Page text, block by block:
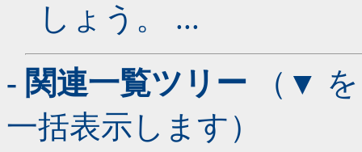
しょう。 ...
- 関連一覧ツリー （▼
一括表示します）